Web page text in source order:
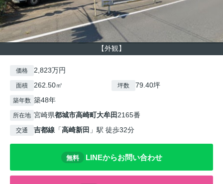
【外観】
価格 2,823万円
面積 262.50㎡ 坪数 79.40坪
築年数 築48年
所在地 宮崎県都城市高崎町大牟田2165番
交通 吉都線 「高崎新田 」駅 徒歩32分
無料 LINEからお問い合わせ